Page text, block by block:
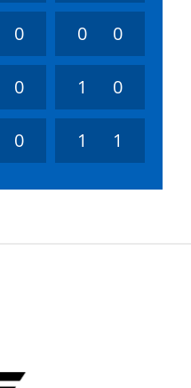
0 0
0
0 1
0
0 1 1